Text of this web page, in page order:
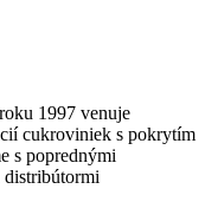
1997 venuje
cukroviniek s pokrytím
s poprednými